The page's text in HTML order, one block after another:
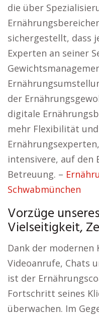
die über
sichergestellt, dass
Experten an seiner
der
digitale
mehr Flexibilität
intensivere, auf den
Betreuung. –
Schwabmünchen
Vorzüge
Vielseitigkeit,
Dank der
Videoanrufe, Chats
ist der
Fortschritt seines
überwachen. Im